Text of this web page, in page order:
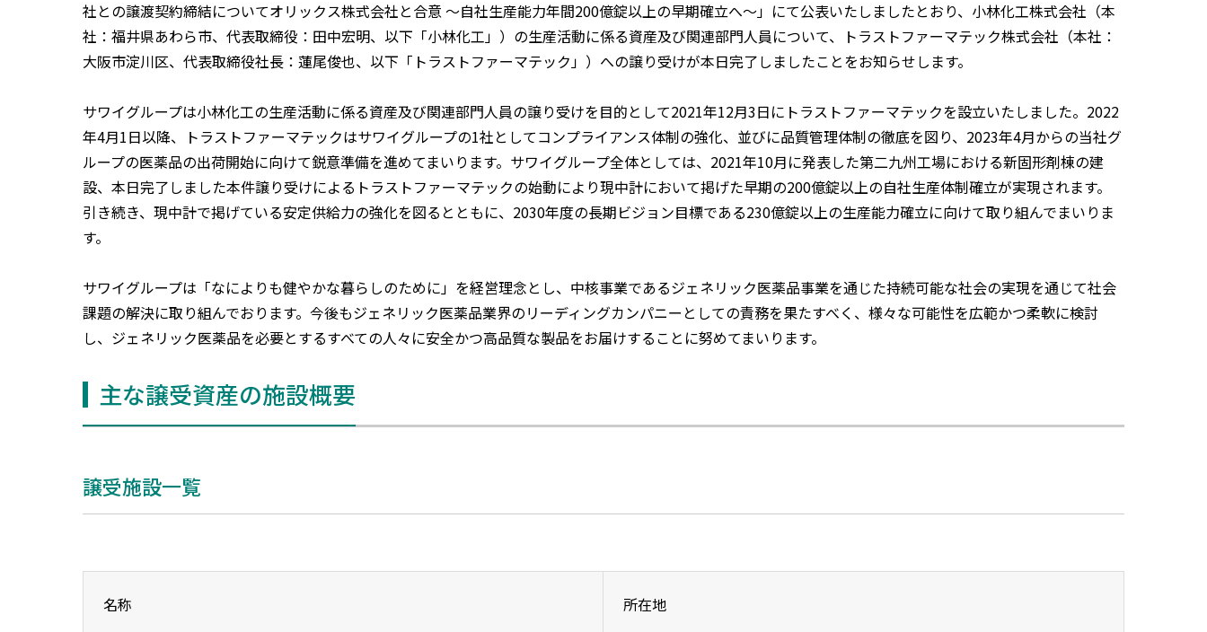
社との譲渡契約締結についてオリックス株式会社と合意 ～自社生産能力年間200億錠以上の早期確立へ～」にて公表いたしましたとおり、小林化工株式会社（本
社：福井県あわら市、代表取締役：田中宏明、以下「小林化工」）の生産活動に係る資産及び関連部門人員について、トラストファーマテック株式会社（本社：
大阪市淀川区、代表取締役社長：蓮尾俊也、以下「トラストファーマテック」）への譲り受けが本日完了しましたことをお知らせします。
サワイグループは小林化工の生産活動に係る資産及び関連部門人員の譲り受けを目的として2021年12月3日にトラストファーマテックを設立いたしました。2022
年4月1日以降、トラストファーマテックはサワイグループの1社としてコンプライアンス体制の強化、並びに品質管理体制の徹底を図り、2023年4月からの当社グ
ループの医薬品の出荷開始に向けて鋭意準備を進めてまいります。サワイグループ全体としては、2021年10月に発表した第二九州工場における新固形剤棟の建
設、本日完了しました本件譲り受けによるトラストファーマテックの始動により現中計において掲げた早期の200億錠以上の自社生産体制確立が実現されます。
引き続き、現中計で掲げている安定供給力の強化を図るとともに、2030年度の長期ビジョン目標である230億錠以上の生産能力確立に向けて取り組んでまいりま
す。
サワイグループは「なによりも健やかな暮らしのために」を経営理念とし、中核事業であるジェネリック医薬品事業を通じた持続可能な社会の実現を通じて社会
課題の解決に取り組んでおります。今後もジェネリック医薬品業界のリーディングカンパニーとしての責務を果たすべく、様々な可能性を広範かつ柔軟に検討
し、ジェネリック医薬品を必要とするすべての人々に安全かつ高品質な製品をお届けすることに努めてまいります。
主な譲受資産の施設概要
譲受施設一覧
名称 所在地